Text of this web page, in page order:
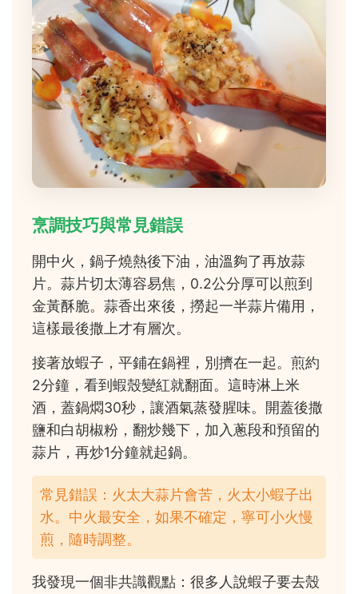
烹調技巧與常見錯誤
開中火，鍋子燒熱後下油，油溫夠了再放蒜
片。蒜片切太薄容易焦，0.2公分厚可以煎到
金黃酥脆。蒜香出來後，撈起一半蒜片備用，
這樣最後撒上才有層次。
接著放蝦子，平鋪在鍋裡，別擠在一起。煎約
2分鐘，看到蝦殼變紅就翻面。這時淋上米
酒，蓋鍋燜30秒，讓酒氣蒸發腥味。開蓋後撒
鹽和白胡椒粉，翻炒幾下，加入蔥段和預留的
蒜片，再炒1分鐘就起鍋。
常見錯誤：火太大蒜片會苦，火太小蝦子出
水。中火最安全，如果不確定，寧可小火慢
煎，隨時調整。
我發現一個非共識觀點：很多人說蝦子要去殼